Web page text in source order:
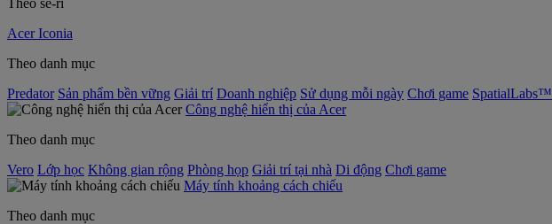
Theo sê-ri
Acer Iconia
Theo danh mục
Predator Sản phẩm bền vững Giải trí Doanh nghiệp Sử dụng mỗi ngày Chơi game SpatialLabs™
Công nghệ hiển thị của Acer
Theo danh mục
Vero Lớp học Không gian rộng Phòng họp Giải trí tại nhà Di động Chơi game
Máy tính khoảng cách chiếu
Theo danh mục